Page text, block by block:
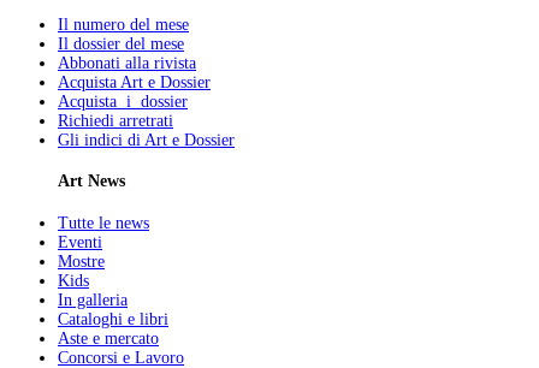
Il numero del mese
Il dossier del mese
Abbonati alla rivista
Acquista Art e Dossier
Acquista i dossier
Richiedi arretrati
Gli indici di Art e Dossier
Art News
Tutte le news
Eventi
Mostre
Kids
In galleria
Cataloghi e libri
Aste e mercato
Concorsi e Lavoro